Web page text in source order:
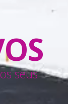
seus